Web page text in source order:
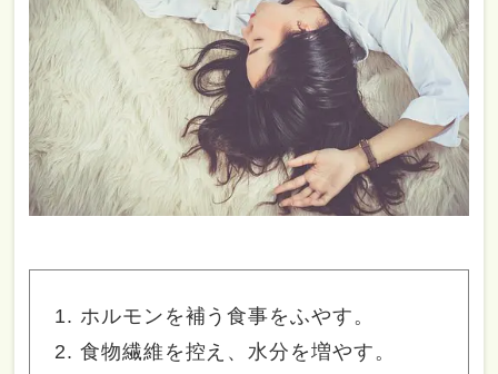
ホルモンを補う食事をふやす。
食物繊維を控え、水分を増やす。